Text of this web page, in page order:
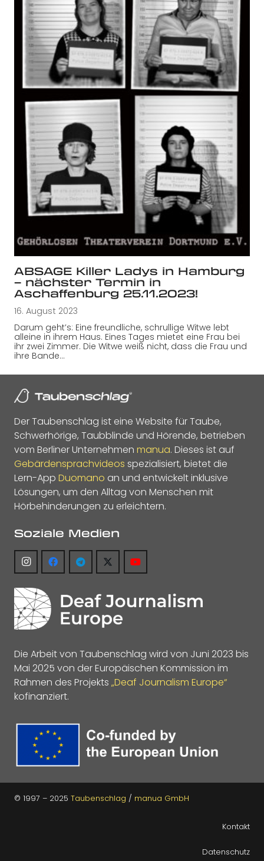
ABSAGE Killer Ladys in Hamburg
– nächster Termin in
Aschaffenburg 25.11.2023!
16. August 2023
Darum geht’s: Eine freundliche, schrullige Witwe lebt
alleine in ihrem Haus. Eines Tages mietet eine Frau bei
ihr zwei Zimmer. Die Witwe weiß nicht, dass die Frau und
ihre Bande…
Der Taubenschlag ist eine Website für Taube,
Schwerhörige, Taubblinde und Hörende, betrieben
vom Berliner Unternehmen manua. Dieses ist auf
Gebärdensprachvideos spezialisiert, bietet die
Lern-App Duomano an und entwickelt inklusive
Lösungen, um den Alltag von Menschen mit
Hörbehinderungen zu erleichtern.
Soziale Medien
Die Arbeit von Taubenschlag wird von Juni 2023 bis
Mai 2025 von der Europäischen Kommission im
Rahmen des Projekts „Deaf Journalism Europe“
kofinanziert.
© 1997 – 2025 Taubenschlag / manua GmbH
Kontakt
Datenschutz